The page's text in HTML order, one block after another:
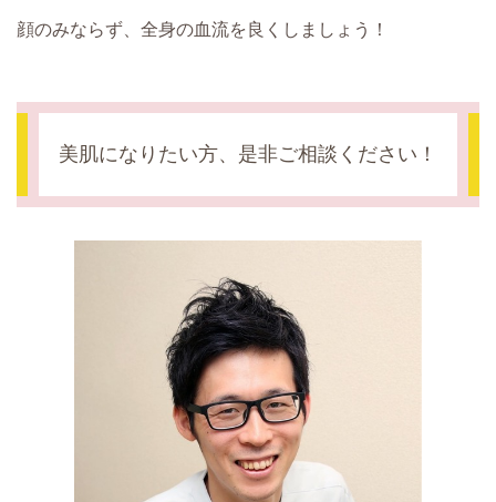
顔のみならず、全身の血流を良くしましょう！
美肌になりたい方、是非ご相談ください！